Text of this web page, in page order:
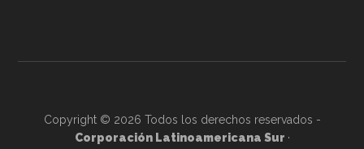
Copyright © 2026 Todos los derechos reservados -
Corporación Latinoamericana Sur ·